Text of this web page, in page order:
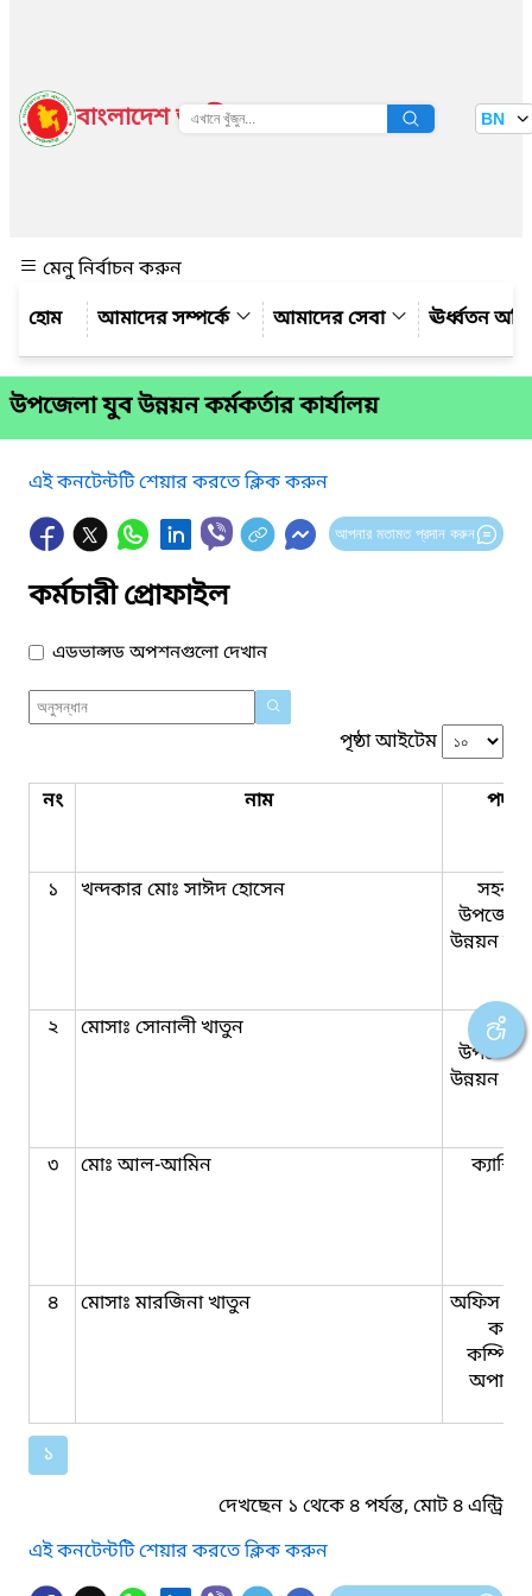
বাংলাদেশ জাতীয় তথ্য বাতায়ন BN
মেনু নির্বাচন করুন
আমাদের সম্পর্কে
আমাদের সেবা ঊর্ধ্বতন
উপজেলা যুব উন্নয়ন কর্মকর্তার কার্যালয়
এই কনটেন্টটি শেয়ার করতে ক্লিক করুন
আপনার মতামত প্রদান করুন
কর্মচারী প্রোফাইল
এডভান্সড অপশনগুলো দেখান
পৃষ্ঠা আইটেম
নং নাম পদবি
১ খন্দকার মোঃ সাঈদ হোসেন
উন্নয়ন
২ মোসাঃ সোনালী খাতুন
উন্নয়ন
৩ মোঃ আল-আমিন
৪ মোসাঃ মারজিনা খাতুন
অফিস
কাম-
১
দেখছেন ১ থেকে ৪ পর্যন্ত, মোট ৪ এন্ট্রি
এই কনটেন্টটি শেয়ার করতে ক্লিক করুন